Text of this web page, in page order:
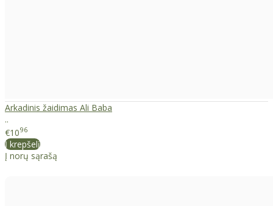
Arkadinis žaidimas Ali Baba
..
€1096
Į krepšelį
Į norų sąrašą